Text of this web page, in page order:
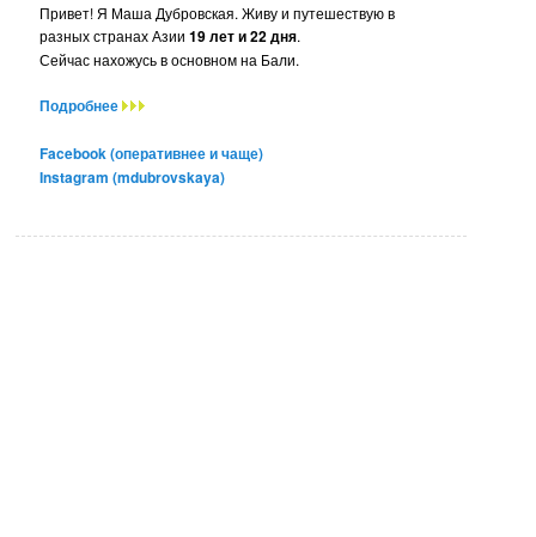
Привет! Я Маша Дубровская. Живу и путешествую в
разных странах Азии19 лет и 22 дня.
Сейчас нахожусь в основном на Бали.
Подробнее
Facebook (оперативнее и чаще)
Instagram (mdubrovskaya)